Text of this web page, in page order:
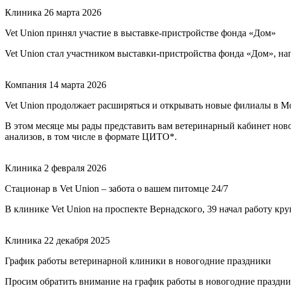
Клиника 26 марта 2026
Vet Union принял участие в выставке-пристройстве фонда «Дом»
Vet Union стал участником выставки-пристройства фонда «Дом»,
Компания 14 марта 2026
Vet Union продолжает расширяться и открывать новые филиалы в
В этом месяце мы рады представить вам ветеринарный кабинет
анализов, в том числе в формате ЦИТО*.
Клиника 2 февраля 2026
Стационар в Vet Union – забота о вашем питомце 24/7
В клинике Vet Union на проспекте Вернадского, 39 начал работу
Клиника 22 декабря 2025
График работы ветеринарной клиники в новогодние праздники
Просим обратить внимание на график работы в новогодние